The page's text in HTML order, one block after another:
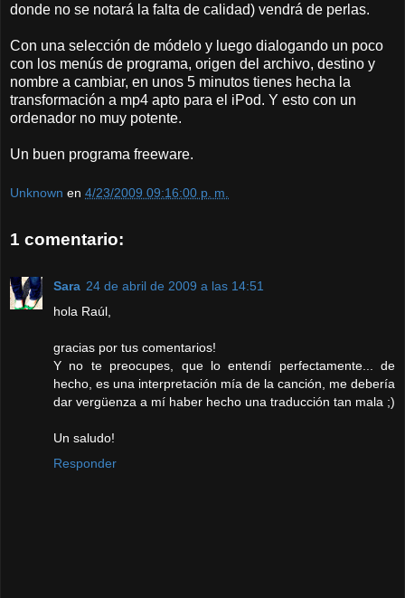
donde no se notará la falta de calidad) vendrá de perlas.
Con una selección de módelo y luego dialogando un poco
con los menús de programa, origen del archivo, destino y
nombre a cambiar, en unos 5 minutos tienes hecha la
transformación a mp4 apto para el iPod. Y esto con un
ordenador no muy potente.
Un buen programa freeware.
Unknown en 4/23/2009 09:16:00 p. m.
1 comentario:
Sara 24 de abril de 2009 a las 14:51
hola Raúl,
gracias por tus comentarios!
Y no te preocupes, que lo entendí perfectamente... de
hecho, es una interpretación mía de la canción, me debería
dar vergüenza a mí haber hecho una traducción tan mala ;)
Un saludo!
Responder